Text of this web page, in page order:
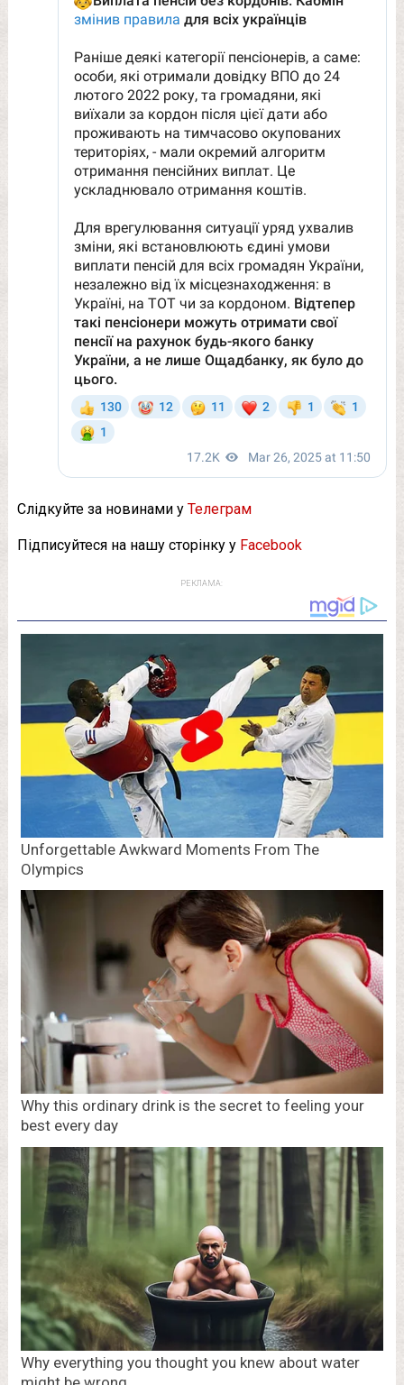
Слідкуйте за новинами у Телеграм
Підписуйтеся на нашу сторінку у Facebook
РЕКЛАМА: